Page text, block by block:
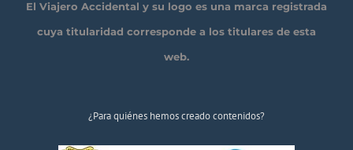
El Viajero Accidental y su logo es una marca registrada
cuya titularidad corresponde a los titulares de esta
web.
¿Para quiénes hemos creado contenidos?